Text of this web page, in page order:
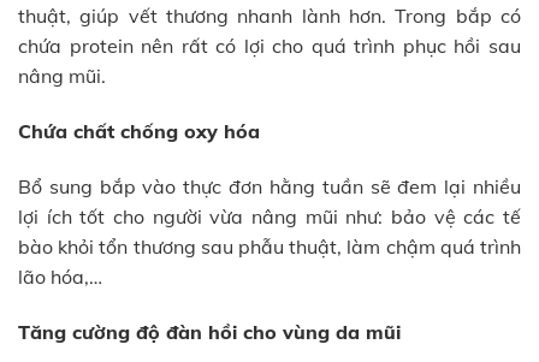
thuật, giúp vết thương nhanh lành hơn. Trong bắp có
chứa protein nên rất có lợi cho quá trình phục hồi sau
nâng mũi.
Chứa chất chống oxy hóa
Bổ sung bắp vào thực đơn hằng tuần sẽ đem lại nhiều
lợi ích tốt cho người vừa nâng mũi như: bảo vệ các tế
bào khỏi tổn thương sau phẫu thuật, làm chậm quá trình
lão hóa,…
Tăng cường độ đàn hồi cho vùng da mũi